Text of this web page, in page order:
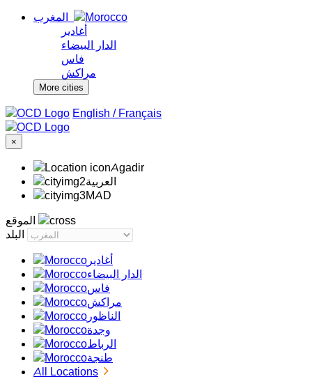
المغرب
أغادير
الدار البيضاء
فاس
مراكش
More cities
/ Français
×
Agadir
‏العربية‏
MAD
أغادير
الدار البيضاء
فاس
مراكش
الناظور
وجدة
الرباط
طنجة
All Locations